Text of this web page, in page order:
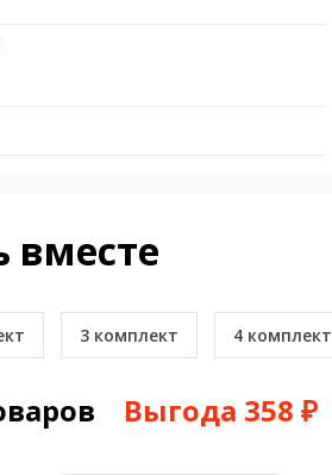
вместе
3 комплект 4 комплект
Выгода 358 ₽